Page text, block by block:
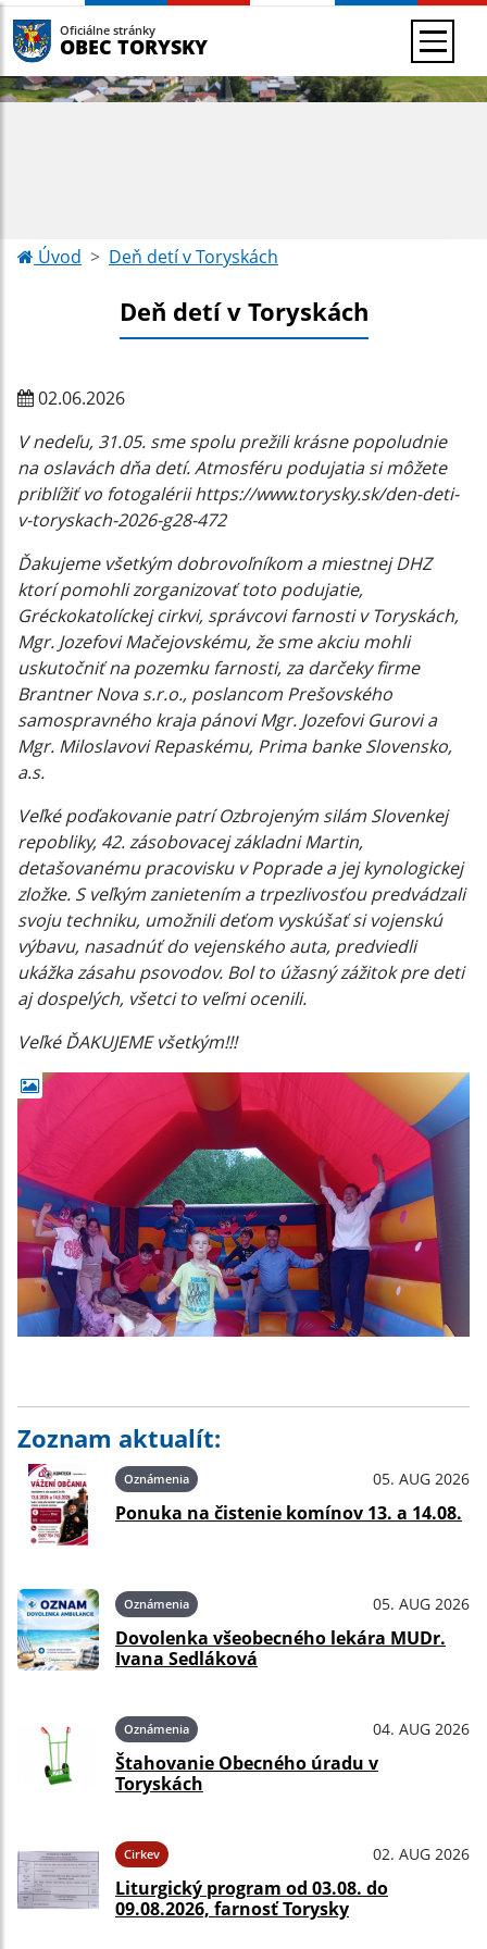
Oficiálne stránky
OBEC TORYSKY
Úvod Deň detí v Toryskách
Deň detí v Toryskách
02.06.2026
V nedeľu, 31.05. sme spolu prežili krásne popoludnie
na oslavách dňa detí. Atmosféru podujatia si môžete
priblížiť vo fotogalérii https://www.torysky.sk/den-deti-
v-toryskach-2026-g28-472
Ďakujeme všetkým dobrovoľníkom a miestnej DHZ
ktorí pomohli zorganizovať toto podujatie,
Gréckokatolíckej cirkvi, správcovi farnosti v Toryskách,
Mgr. Jozefovi Mačejovskému, že sme akciu mohli
uskutočniť na pozemku farnosti, za darčeky firme
Brantner Nova s.r.o., poslancom Prešovského
samospravného kraja pánovi Mgr. Jozefovi Gurovi a
Mgr. Miloslavovi Repaskému, Prima banke Slovensko,
a.s.
Veľké poďakovanie patrí Ozbrojeným silám Slovenkej
repobliky, 42. zásobovacej základni Martin,
detašovanému pracovisku v Poprade a jej kynologickej
zložke. S veľkým zanietením a trpezlivosťou predvádzali
svoju techniku, umožnili deťom vyskúšať si vojenskú
výbavu, nasadnúť do vejenského auta, predviedli
ukážka zásahu psovodov. Bol to úžasný zážitok pre deti
aj dospelých, všetci to veľmi ocenili.
Veľké ĎAKUJEME všetkým!!!
Zoznam aktualít:
Oznámenia 05. AUG 2026
Ponuka na čistenie komínov 13. a 14.08.
Oznámenia 05. AUG 2026
Dovolenka všeobecného lekára MUDr.
Ivana Sedláková
Oznámenia 04. AUG 2026
Štahovanie Obecného úradu v
Toryskách
Cirkev 02. AUG 2026
Liturgický program od 03.08. do
09.08.2026, farnosť Torysky